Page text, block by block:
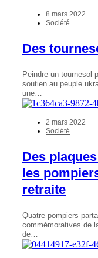
8 mars 2022
Société
Des
Peindre un tournesol
soutien au peuple
une…
2 mars 2022
Société
Des
les
retraite
Quatre pompiers
commémoratives de
de…